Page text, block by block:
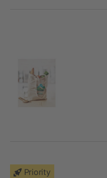
Priority